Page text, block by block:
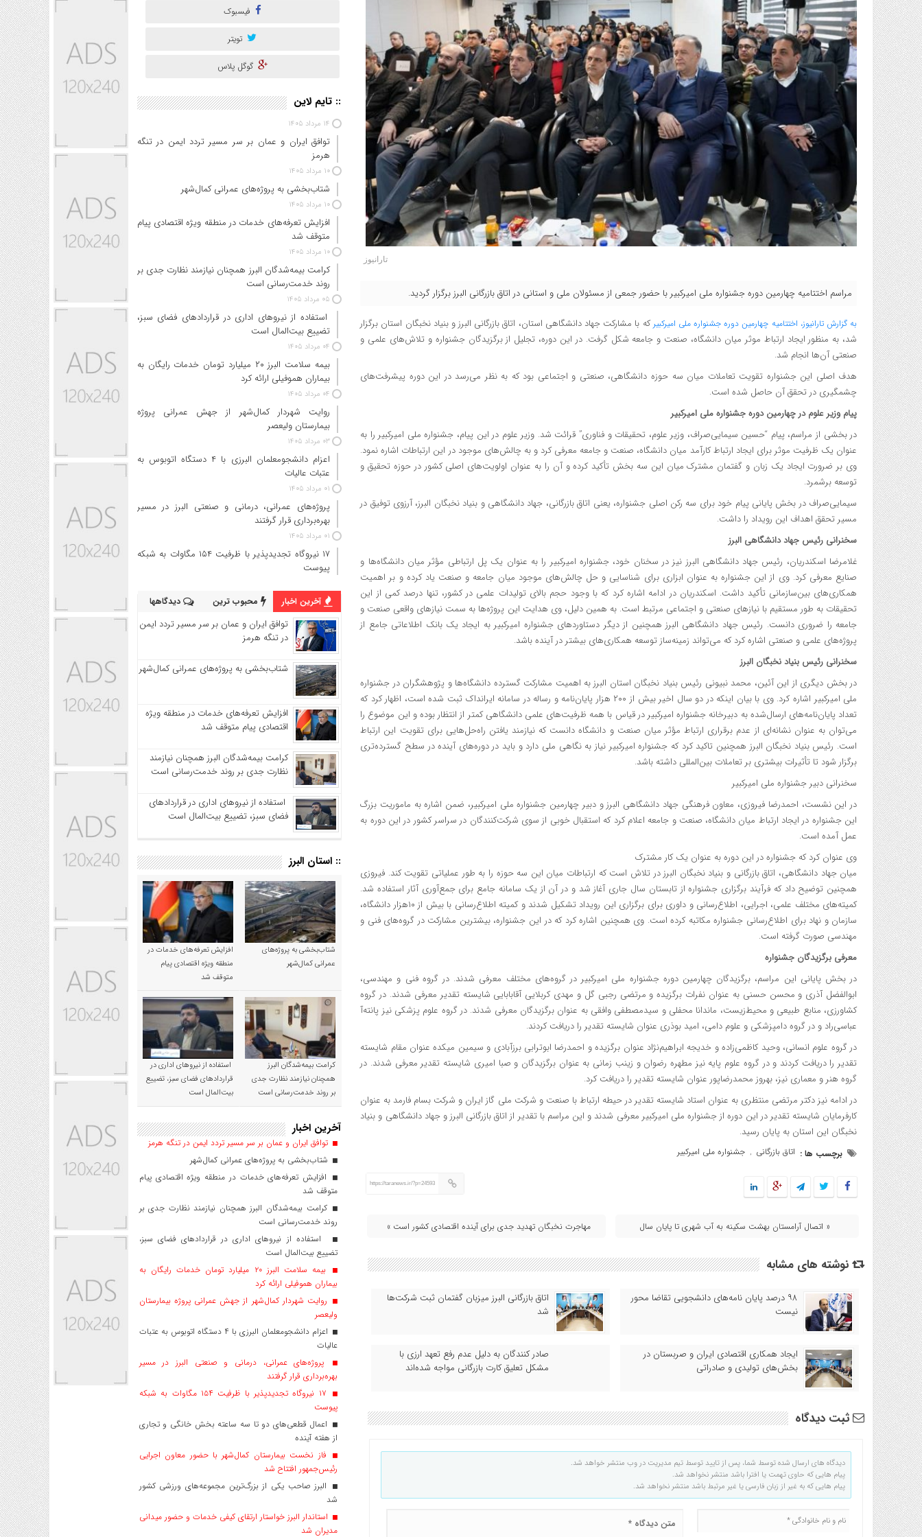
تارانیوز
مراسم اختتامیه چهارمین دوره جشنواره ملی امیرکبیر با حضور جمعی از مسئولان ملی و استانی در اتاق بازرگانی البرز برگزار گردید.
به گزارش تارانیوز، اختتامیه چهارمین دوره جشنواره ملی امیرکبیر که با مشارکت جهاد دانشگاهی استان، اتاق بازرگانی البرز و بنیاد نخبگان استان برگزار
شد، به منظور ایجاد ارتباط موثر میان دانشگاه، صنعت و جامعه شکل گرفت. در این دوره، تجلیل از برگزیدگان جشنواره و تلاش‌های علمی و
صنعتی آن‌ها انجام شد.
هدف اصلی این جشنواره تقویت تعاملات میان سه حوزه دانشگاهی، صنعتی و اجتماعی بود که به نظر می‌رسد در این دوره پیشرفت‌های
چشمگیری در تحقق آن حاصل شده است.
پیام وزیر علوم در چهارمین دوره جشنواره ملی امیرکبیر
در بخشی از مراسم، پیام “حسین سیمایی‌صراف، وزیر علوم، تحقیقات و فناوری” قرائت شد. وزیر علوم در این پیام، جشنواره ملی امیرکبیر را به
عنوان یک ظرفیت موثر برای ایجاد ارتباط کارآمد میان دانشگاه، صنعت و جامعه معرفی کرد و به چالش‌های موجود در این ارتباطات اشاره نمود.
وی بر ضرورت ایجاد یک زبان و گفتمان مشترک میان این سه بخش تأکید کرده و آن را به عنوان اولویت‌های اصلی کشور در حوزه تحقیق و
توسعه برشمرد.
سیمایی‌صراف در بخش پایانی پیام خود برای سه رکن اصلی جشنواره، یعنی اتاق بازرگانی، جهاد دانشگاهی و بنیاد نخبگان البرز، آرزوی توفیق در
مسیر تحقق اهداف این رویداد را داشت.
سخنرانی رئیس جهاد دانشگاهی البرز
غلامرضا اسکندریان، رئیس جهاد دانشگاهی البرز نیز در سخنان خود، جشنواره امیرکبیر را به عنوان یک پل ارتباطی مؤثر میان دانشگاه‌ها و
صنایع معرفی کرد. وی از این جشنواره به عنوان ابزاری برای شناسایی و حل چالش‌های موجود میان جامعه و صنعت یاد کرده و بر اهمیت
همکاری‌های بین‌سازمانی تأکید داشت. اسکندریان در ادامه اشاره کرد که با وجود حجم بالای تولیدات علمی در کشور، تنها درصد کمی از این
تحقیقات به طور مستقیم با نیازهای صنعتی و اجتماعی مرتبط است. به همین دلیل، وی هدایت این پروژه‌ها به سمت نیازهای واقعی صنعت و
جامعه را ضروری دانست. رئیس جهاد دانشگاهی البرز همچنین از دیگر دستاوردهای جشنواره امیرکبیر به ایجاد یک بانک اطلاعاتی جامع از
پروژه‌های علمی و صنعتی اشاره کرد که می‌تواند زمینه‌ساز توسعه همکاری‌های بیشتر در آینده باشد.
سخنرانی رئیس بنیاد نخبگان البرز
در بخش دیگری از این آئین، محمد نبیونی رئیس بنیاد نخبگان استان البرز به اهمیت مشارکت گسترده دانشگاه‌ها و پژوهشگران در جشنواره
ملی امیرکبیر اشاره کرد. وی با بیان اینکه در دو سال اخیر بیش از ۲۰۰ هزار پایان‌نامه و رساله در سامانه ایرانداک ثبت شده است، اظهار کرد که
تعداد پایان‌نامه‌های ارسال‌شده به دبیرخانه جشنواره امیرکبیر در قیاس با همه ظرفیت‌های علمی دانشگاهی کمتر از انتظار بوده و این موضوع را
می‌توان به عنوان نشانه‌ای از عدم برقراری ارتباط مؤثر میان صنعت و دانشگاه دانست که نیازمند یافتن راه‌حل‌هایی برای تقویت این ارتباط
است. رئیس بنیاد نخبگان البرز همچنین تاکید کرد که جشنواره امیرکبیر نیاز به نگاهی ملی دارد و باید در دوره‌های آینده در سطح گسترده‌تری
برگزار شود تا تأثیرات بیشتری بر تعاملات بین‌المللی داشته باشد.
سخنرانی دبیر جشنواره ملی امیرکبیر
در این نشست، احمدرضا فیروزی، معاون فرهنگی جهاد دانشگاهی البرز و دبیر چهارمین جشنواره ملی امیرکبیر، ضمن اشاره به ماموریت بزرگ
این جشنواره در ایجاد ارتباط میان دانشگاه، صنعت و جامعه اعلام کرد که استقبال خوبی از سوی شرکت‌کنندگان در سراسر کشور در این دوره به
عمل آمده است.
وی عنوان کرد که جشنواره در این دوره به عنوان یک کار مشترک
میان جهاد دانشگاهی، اتاق بازرگانی و بنیاد نخبگان البرز در تلاش است که ارتباطات میان این سه حوزه را به طور عملیاتی تقویت کند. فیروزی
همچنین توضیح داد که فرآیند برگزاری جشنواره از تابستان سال جاری آغاز شد و در آن از یک سامانه جامع برای جمع‌آوری آثار استفاده شد.
کمیته‌های مختلف علمی، اجرایی، اطلاع‌رسانی و داوری برای برگزاری این رویداد تشکیل شدند و کمیته اطلاع‌رسانی با بیش از ۱۰هزار دانشگاه،
سازمان و نهاد برای اطلاع‌رسانی جشنواره مکاتبه کرده است. وی همچنین اشاره کرد که در این جشنواره، بیشترین مشارکت در گروه‌های فنی و
مهندسی صورت گرفته است.
معرفی برگزیدگان جشنواره
در بخش پایانی این مراسم، برگزیدگان چهارمین دوره جشنواره ملی امیرکبیر در گروه‌های مختلف معرفی شدند. در گروه فنی و مهندسی،
ابوالفضل آذری و محسن حسنی به عنوان نفرات برگزیده و مرتضی رجبی گل و مهدی کربلایی آقابابایی شایسته تقدیر معرفی شدند. در گروه
کشاورزی، منابع طبیعی و محیط‌زیست، ماندانا محفلی و سیدمصطفی وافقی به عنوان برگزیدگان معرفی شدند. در گروه علوم پزشکی نیز پانته‌آ
عباسی‌راد و در گروه دامپزشکی و علوم دامی، امید بوذری عنوان شایسته تقدیر را دریافت کردند.
در گروه علوم انسانی، وحید کاظمی‌زاده و خدیجه ابراهیم‌نژاد عنوان برگزیده و احمدرضا ابوترابی برزآبادی و سیمین میکده عنوان مقام شایسته
تقدیر را دریافت کردند و در گروه علوم پایه نیز مطهره رضوان و زینب زمانی به عنوان برگزیدگان و صبا امیری شایسته تقدیر معرفی شدند. در
گروه هنر و معماری نیز، بهروز محمدرضاپور عنوان شایسته تقدیر را دریافت کرد.
در ادامه نیز دکتر مرتضی منتظری به عنوان استاد شایسته تقدیر در حیطه ارتباط با صنعت و شرکت ملی گاز ایران و شرکت بسام فارمد به عنوان
کارفرمایان شایسته تقدیر در این دوره از جشنواره ملی امیرکبیر معرفی شدند و این مراسم با تقدیر از اتاق بازرگانی البرز و جهاد دانشگاهی و بنیاد
نخبگان این استان به پایان رسید.
برچسب ها : اتاق بازرگانی , جشنواره ملی امیرکبیر
https://taranews.ir/?p=24593
« اتصال آرامستان بهشت سکینه به آب شهری تا پایان سال مهاجرت نخبگان تهدید جدی برای آینده اقتصادی کشور است »
نوشته های مشابه
۹۸ درصد پایان نامه‌های دانشجویی تقاضا محور
نیست
اتاق بازرگانی البرز میزبان گفتمان ثبت شرکت‌ها
شد
ایجاد همکاری اقتصادی ایران و صربستان در
بخش‌های تولیدی و صادراتی
صادر کنندگان به دلیل عدم رفع تعهد ارزی با
مشکل تعلیق کارت بازرگانی مواجه شده‌اند
ثبت دیدگاه
دیدگاه های ارسال شده توسط شما، پس از تایید توسط تیم مدیریت در وب منتشر خواهد شد.
پیام هایی که حاوی تهمت یا افترا باشد منتشر نخواهد شد.
پیام هایی که به غیر از زبان فارسی یا غیر مرتبط باشد منتشر نخواهد شد.
فیسبوک
تویتر
گوگل پلاس
:: تایم لاین
۱۴ مرداد ۱۴۰۵
توافق ایران و عمان بر سر مسیر تردد ایمن در تنگه
هرمز
۱۰ مرداد ۱۴۰۵
شتاب‌بخشی به پروژه‌های عمرانی کمال‌شهر
۱۰ مرداد ۱۴۰۵
افزایش تعرفه‌های خدمات در منطقه ویژه اقتصادی پیام
متوقف شد
۱۰ مرداد ۱۴۰۵
کرامت بیمه‌شدگان البرز همچنان نیازمند نظارت جدی بر
روند خدمت‌رسانی است
۰۵ مرداد ۱۴۰۵
استفاده از نیروهای اداری در قراردادهای فضای سبز،
تضییع بیت‌المال است
۰۴ مرداد ۱۴۰۵
بیمه سلامت البرز ۲۰ میلیارد تومان خدمات رایگان به
بیماران هموفیلی ارائه کرد
۰۴ مرداد ۱۴۰۵
روایت شهردار کمال‌شهر از جهش عمرانی پروژه
بیمارستان ولیعصر
۰۳ مرداد ۱۴۰۵
اعزام دانشجو‌معلمان البرزی با ۴ دستگاه اتوبوس به
عتبات عالیات
۰۱ مرداد ۱۴۰۵
پروژه‌های عمرانی، درمانی و صنعتی البرز در مسیر
بهره‌برداری قرار گرفتند
۰۱ مرداد ۱۴۰۵
۱۷ نیروگاه تجدیدپذیر با ظرفیت ۱۵۴ مگاوات به شبکه
پیوست
آخرین اخبار محبوب ترین دیدگاهها
توافق ایران و عمان بر سر مسیر تردد ایمن
در تنگه هرمز
شتاب‌بخشی به پروژه‌های عمرانی کمال‌شهر
افزایش تعرفه‌های خدمات در منطقه ویژه
اقتصادی پیام متوقف شد
کرامت بیمه‌شدگان البرز همچنان نیازمند
نظارت جدی بر روند خدمت‌رسانی است
استفاده از نیروهای اداری در قراردادهای
فضای سبز، تضییع بیت‌المال است
:: استان البرز
شتاب‌بخشی به پروژه‌های
عمرانی کمال‌شهر
افزایش تعرفه‌های خدمات در
منطقه ویژه اقتصادی پیام
متوقف شد
کرامت بیمه‌شدگان البرز
همچنان نیازمند نظارت جدی
بر روند خدمت‌رسانی است
استفاده از نیروهای اداری در
قراردادهای فضای سبز، تضییع
بیت‌المال است
آخرین اخبار
توافق ایران و عمان بر سر مسیر تردد ایمن در تنگه هرمز
شتاب‌بخشی به پروژه‌های عمرانی کمال‌شهر
افزایش تعرفه‌های خدمات در منطقه ویژه اقتصادی پیام
متوقف شد
کرامت بیمه‌شدگان البرز همچنان نیازمند نظارت جدی بر
روند خدمت‌رسانی است
استفاده از نیروهای اداری در قراردادهای فضای سبز،
تضییع بیت‌المال است
بیمه سلامت البرز ۲۰ میلیارد تومان خدمات رایگان به
بیماران هموفیلی ارائه کرد
روایت شهردار کمال‌شهر از جهش عمرانی پروژه بیمارستان
ولیعصر
اعزام دانشجو‌معلمان البرزی با ۴ دستگاه اتوبوس به عتبات
عالیات
پروژه‌های عمرانی، درمانی و صنعتی البرز در مسیر
بهره‌برداری قرار گرفتند
۱۷ نیروگاه تجدیدپذیر با ظرفیت ۱۵۴ مگاوات به شبکه
پیوست
اعمال قطعی‌های دو تا سه ساعته بخش خانگی و تجاری
از هفته آینده
فاز نخست بیمارستان کمال‌شهر با حضور معاون اجرایی
رئیس‌جمهور افتتاح شد
البرز صاحب یکی از بزرگ‌ترین مجموعه‌های ورزشی کشور
شد
استاندار البرز خواستار ارتقای کیفی خدمات و حضور میدانی
مدیران شد